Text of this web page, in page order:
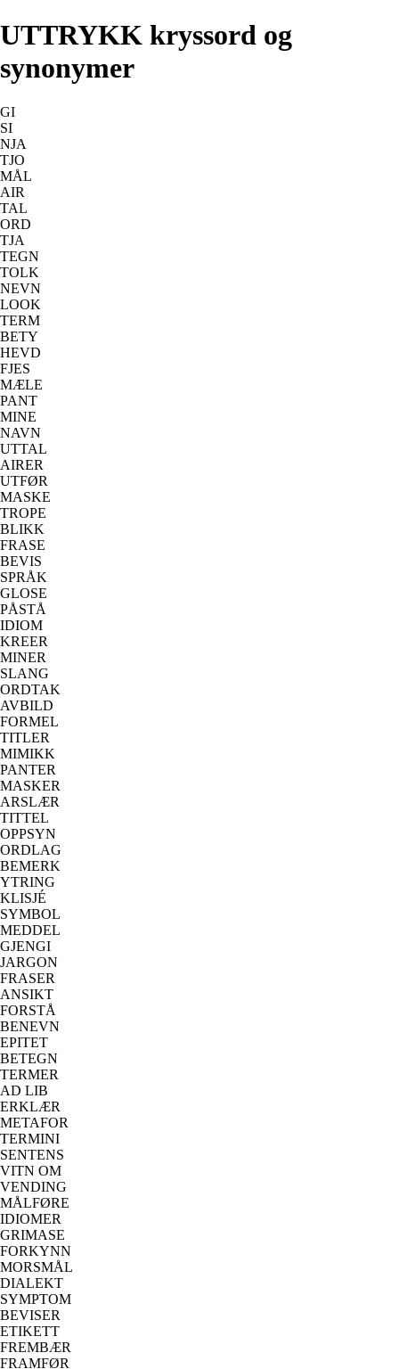
UTTRYKK kryssord og
synonymer
GI
SI
NJA
TJO
MÅL
AIR
TAL
ORD
TJA
TEGN
TOLK
NEVN
LOOK
TERM
BETY
HEVD
FJES
MÆLE
PANT
MINE
NAVN
UTTAL
AIRER
UTFØR
MASKE
TROPE
BLIKK
FRASE
BEVIS
SPRÅK
GLOSE
PÅSTÅ
IDIOM
KREER
MINER
SLANG
ORDTAK
AVBILD
FORMEL
TITLER
MIMIKK
PANTER
MASKER
ARSLÆR
TITTEL
OPPSYN
ORDLAG
BEMERK
YTRING
KLISJÉ
SYMBOL
MEDDEL
GJENGI
JARGON
FRASER
ANSIKT
FORSTÅ
BENEVN
EPITET
BETEGN
TERMER
AD LIB
ERKLÆR
METAFOR
TERMINI
SENTENS
VITN OM
VENDING
MÅLFØRE
IDIOMER
GRIMASE
FORKYNN
MORSMÅL
DIALEKT
SYMPTOM
BEVISER
ETIKETT
FREMBÆR
FRAMFØR